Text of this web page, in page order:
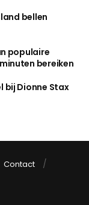
bellen
populaire
bereiken
bij Dionne Stax
Contact